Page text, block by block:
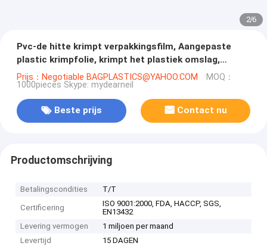
2/6
Pvc-de hitte krimpt verpakkingsfilm, Aangepaste
plastic krimpfolie, krimpt het plastiek omslag,
krimpt krimpfoliepvc, POF/polyolefin
Prijs：Negotiable BAGPLASTICS@YAHOO.COM MOQ：
1000pieces Skype: mydearneil
Beste prijs Contact nu
Productomschrijving
Betalingscondities T/T
Certificering
ISO 9001:2000, FDA, HACCP, SGS,
EN13432
Levering vermogen
1 miljoen per maand
Levertijd
15 DAGEN